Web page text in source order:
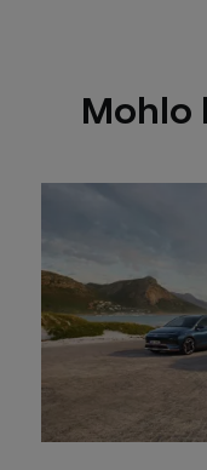
Mohlo